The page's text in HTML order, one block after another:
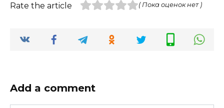
Rate the article ( Пока оценок нет )
Add a comment